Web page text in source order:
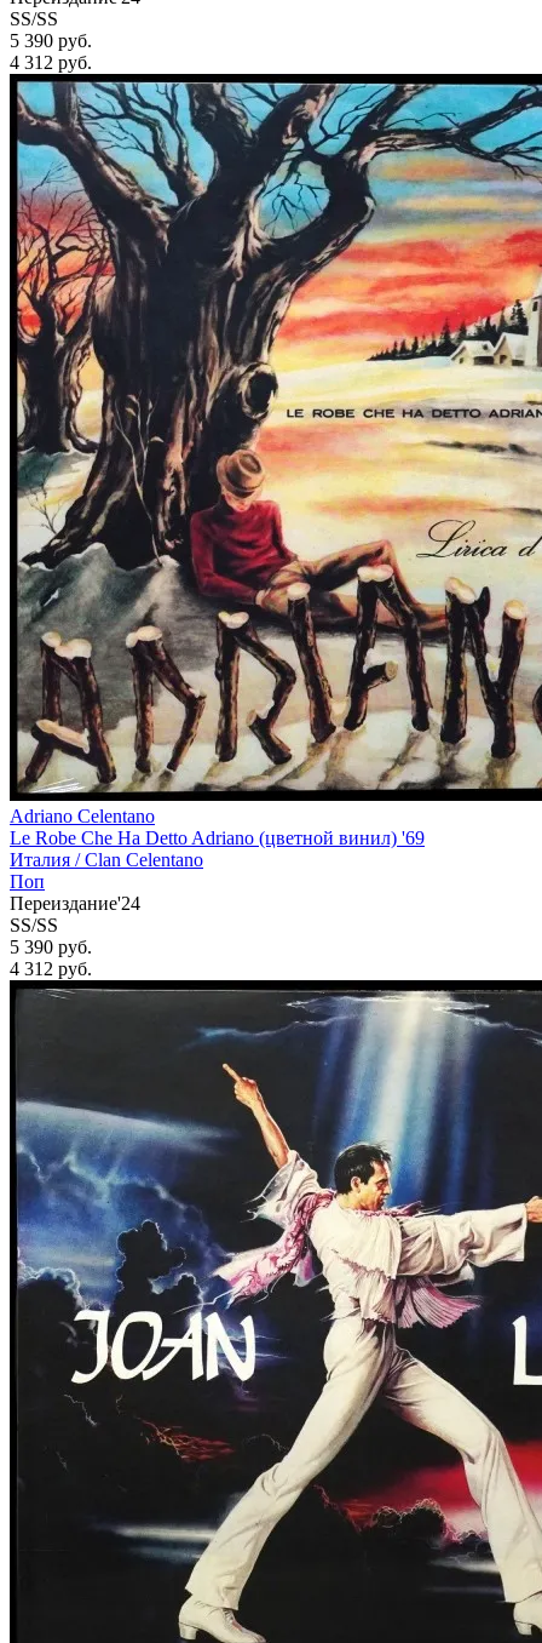
SS/SS
5 390 руб.
4 312 руб.
Adriano Celentano
Le Robe Che Ha Detto Adriano (цветной винил) '69
Италия /Clan Celentano
Поп
Переиздание'24
SS/SS
5 390 руб.
4 312 руб.